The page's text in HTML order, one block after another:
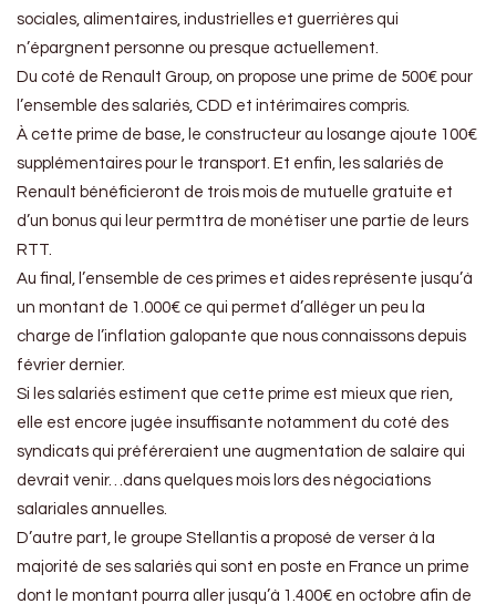
sociales, alimentaires, industrielles et guerrières qui
n’épargnent personne ou presque actuellement.
Du coté de Renault Group, on propose une prime de 500€ pour
l’ensemble des salariés, CDD et intérimaires compris.
À cette prime de base, le constructeur au losange ajoute 100€
supplémentaires pour le transport. Et enfin, les salariés de
Renault bénéficieront de trois mois de mutuelle gratuite et
d’un bonus qui leur permttra de monétiser une partie de leurs
RTT.
Au final, l’ensemble de ces primes et aides représente jusqu’à
un montant de 1.000€ ce qui permet d’alléger un peu la
charge de l’inflation galopante que nous connaissons depuis
février dernier.
Si les salariés estiment que cette prime est mieux que rien,
elle est encore jugée insuffisante notamment du coté des
syndicats qui préféreraient une augmentation de salaire qui
devrait venir…dans quelques mois lors des négociations
salariales annuelles.
D’autre part, le groupe Stellantis a proposé de verser à la
majorité de ses salariés qui sont en poste en France un prime
dont le montant pourra aller jusqu’à 1.400€ en octobre afin de